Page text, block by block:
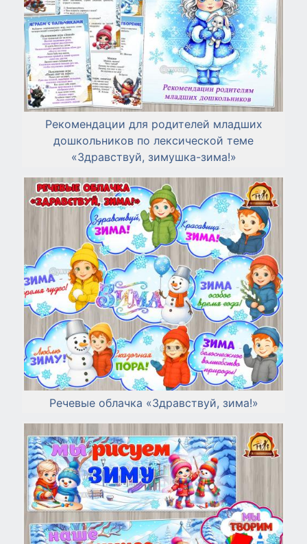
Рекомендации для родителей младших
дошкольников по лексической теме
«Здравствуй, зимушка-зима!»
Речевые облачка «Здравствуй, зима!»